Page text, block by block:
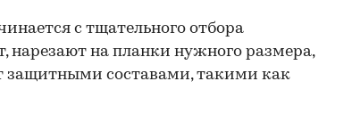
с тщательного отбора
нарезают на планки нужного размера,
составами, такими как